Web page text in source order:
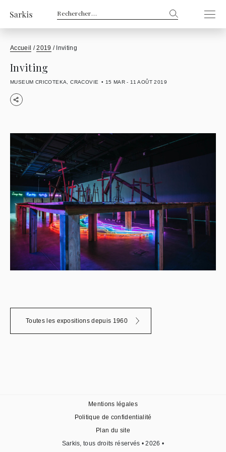
Rechercher :
Accueil /2019 / Inviting
Inviting
MUSEUM CRICOTEKA, CRACOVIE 15 MAR - 11 AOÛT 2019
Toutes les expositions depuis 1960
Sarkis, tous droits réservés • 2026 •
Mentions légales
Politique de confidentialité
Plan du site